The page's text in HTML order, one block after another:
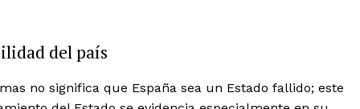
del país
no significa que España sea un Estado fallido; este